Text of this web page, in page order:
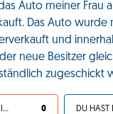
Auto meiner Frau
Das Auto wurde
und
neue Besitzer
zugeschickt
ICH STIMME ZU, DEIN LEBEN IST SCHEISSE 0